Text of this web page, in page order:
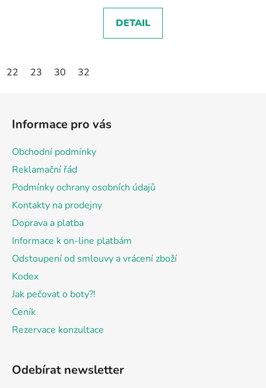
DETAIL
22 23 30 32
Informace pro vás
Obchodní podmínky
Reklamační řád
Podmínky ochrany osobních údajů
Kontakty na prodejny
Doprava a platba
Informace k on-line platbám
Odstoupení od smlouvy a vrácení zboží
Kodex
Jak pečovat o boty?!
Ceník
Rezervace konzultace
Odebírat newsletter